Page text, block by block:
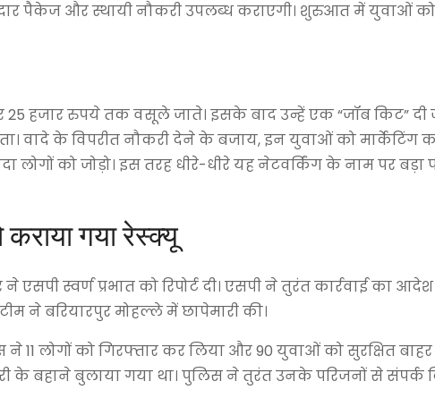
पैकेज और स्थायी नौकरी उपलब्ध कराएगी। शुरुआत में युवाओं
25 हजार रुपये तक वसूले जाते। इसके बाद उन्हें एक “जॉब किट” दी
वादे के विपरीत नौकरी देने के बजाय, इन युवाओं को मार्केटिंग
लोगों को जोड़ो। इस तरह धीरे-धीरे यह नेटवर्किंग के नाम पर बड़ा
गया रेस्क्यू
स्वर्ण प्रभात को रिपोर्ट दी। एसपी ने तुरंत कार्रवाई का
ने बरियारपुर मोहल्ले में छापेमारी की।
लोगों को गिरफ्तार कर लिया और 90 युवाओं को सुरक्षित
के बहाने बुलाया गया था। पुलिस ने तुरंत उनके परिजनों से संपर्क